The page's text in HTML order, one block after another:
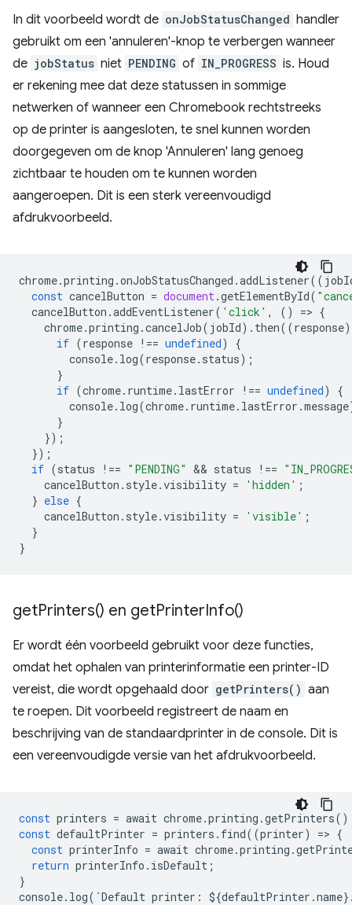
In dit voorbeeld wordt de onJobStatusChanged handler
gebruikt om een ​​'annuleren'-knop te verbergen wanneer
de jobStatus niet PENDING of IN_PROGRESS is. Houd
er rekening mee dat deze statussen in sommige
netwerken of wanneer een Chromebook rechtstreeks
op de printer is aangesloten, te snel kunnen worden
doorgegeven om de knop 'Annuleren' lang genoeg
zichtbaar te houden om te kunnen worden
aangeroepen. Dit is een sterk vereenvoudigd
afdrukvoorbeeld.
chrome.printing .onJobStatusChanged .addListener((
const cancelButton = document.getElementById(
cancelButton .addEventListener( 'click' , () => {
chrome.printing .cancelJob( jobId). then((response)
if (response !== undefined)
{
console. log(response. status);
}
if (chrome. runtime. lastError !== undefined)
{
console. log(chrome. runtime. lastError .message
}
});
});
if (status !== "PENDING" && status !==
cancelButton . style.visibility = 'hidden' ;
} else {
cancelButton . style.visibility = 'visible' ;
}
}
getPrinters() en getPrinterInfo()
Er wordt één voorbeeld gebruikt voor deze functies,
omdat het ophalen van printerinformatie een printer-ID
vereist, die wordt opgehaald door getPrinters() aan
te roepen. Dit voorbeeld registreert de naam en
beschrijving van de standaardprinter in de console. Dit is
een vereenvoudigde versie van het afdrukvoorbeeld.
const printers = await chrome.printing .getPrinters
const defaultPrinter = printers . find((printer) => {
const printerInfo = await chrome.printing .
return printerInfo . isDefault ;
}
console. log( `Default printer : ${defaultPrinter .name}